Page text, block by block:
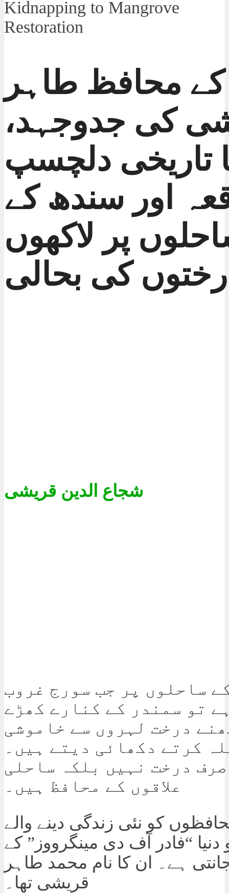
کے محافظ طاہر
کی جدوجہد،
تاریخی دلچسپ
اور سندھ کے
پر لاکھوں
کی بحالی
شجاع الدین قریشی
ساحلوں پر جب سورج غروب
تو سمندر کے کنارے کھڑے
درخت لہروں سے خاموشی
کرتے دکھائی دیتے ہیں۔
درخت نہیں بلکہ ساحلی
علاقوں کے محافظ ہیں۔
کو نئی زندگی دینے والے
“فادر آف دی مینگرووز” کے
ہے۔ ان کا نام محمد طاہر
قریشی تھا۔